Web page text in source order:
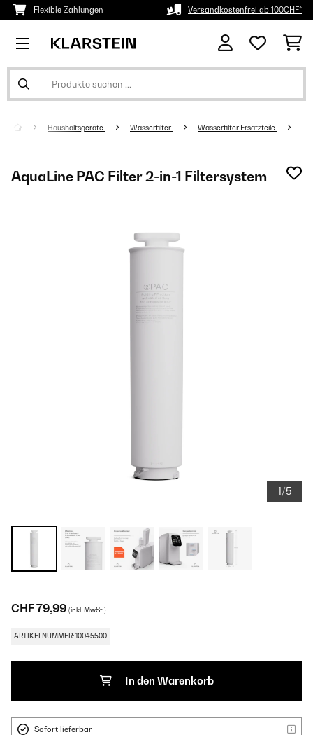
Flexible Zahlungen Versandkostenfrei ab 100CHF*
Haushaltsgeräte Wasserfilter Wasserfilter Ersatzteile
AquaLine PAC Filter 2-in-1 Filtersystem
1/5
CHF 79,99 (inkl. MwSt.)
ARTIKELNUMMER: 10045500
In den Warenkorb
Sofort lieferbar